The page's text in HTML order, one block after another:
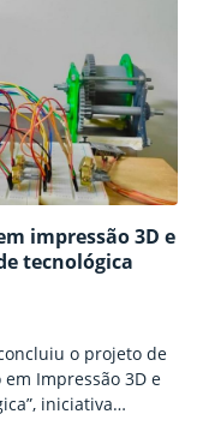
uma formação
impressão 3D e
tecnológica
o projeto de
em Impressão 3D e
iniciativa